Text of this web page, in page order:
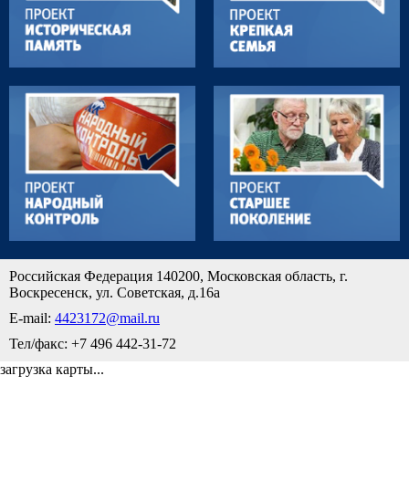
Российская Федерация 140200, Московская область, г.
Воскресенск, ул. Советская, д.16а
E-mail: 4423172@mail.ru
Тел/факс: +7 496 442-31-72
загрузка карты...